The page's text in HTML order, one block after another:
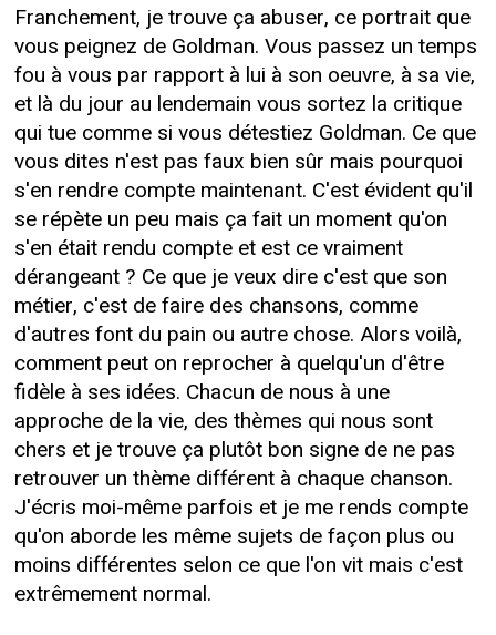
Franchement, je trouve ça abuser, ce portrait que
vous peignez de Goldman. Vous passez un temps
fou à vous par rapport à lui à son oeuvre, à sa vie,
et là du jour au lendemain vous sortez la critique
qui tue comme si vous détestiez Goldman. Ce que
vous dites n'est pas faux bien sûr mais pourquoi
s'en rendre compte maintenant. C'est évident qu'il
se répète un peu mais ça fait un moment qu'on
s'en était rendu compte et est ce vraiment
dérangeant ? Ce que je veux dire c'est que son
métier, c'est de faire des chansons, comme
d'autres font du pain ou autre chose. Alors voilà,
comment peut on reprocher à quelqu'un d'être
fidèle à ses idées. Chacun de nous à une
approche de la vie, des thèmes qui nous sont
chers et je trouve ça plutôt bon signe de ne pas
retrouver un thème différent à chaque chanson.
J'écris moi-même parfois et je me rends compte
qu'on aborde les même sujets de façon plus ou
moins différentes selon ce que l'on vit mais c'est
extrêmement normal.